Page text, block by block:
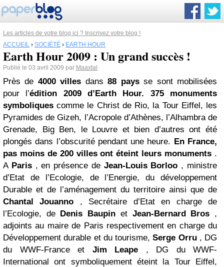
Les articles de votre blog ici ? Inscrivez votre blog !
ACCUEIL › SOCIÉTÉ › EARTH HOUR
Earth Hour 2009 : Un grand succès !
Publié le 03 avril 2009 par Maaxtal
Près de 4000 villes dans88 paysse sont mobilisées
pour l’édition 2009 d’Earth Hour.
375 monuments
symboliques comme le Christ de Rio, la Tour Eiffel, les
Pyramides de Gizeh, l’Acropole d’Athènes, l’Alhambra de
Grenade, Big Ben, le Louvre et bien d’autres ont été
plongés dans l’obscurité pendant une heure. En France,
pas moins de 200 villes ont éteint leurs monuments .
A Paris, en présence de Jean-Louis Borloo , ministre
d’Etat de l’Ecologie, de l’Energie, du développement
Durable et de l’aménagement du territoire ainsi que de
Chantal Jouanno , Secrétaire d’Etat en charge de
l’Ecologie, de Denis Baupin et Jean-Bernard Bros ,
adjoints au maire de Paris respectivement en charge du
Développement durable et du tourisme,Serge Orru, DG
du WWF-France et Jim Leape , DG du WWF-
International ont symboliquement éteint la Tour Eiffel,